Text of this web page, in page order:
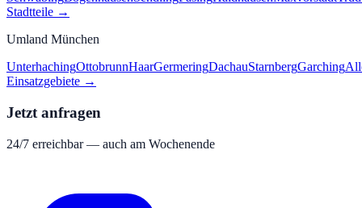
Stadtteile →
Umland München
UnterhachingOttobrunnHaarGermeringDachauStarnbergGarching
Einsatzgebiete →
Jetzt anfragen
24/7 erreichbar — auch am Wochenende